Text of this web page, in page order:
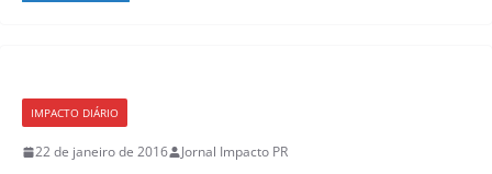
IMPACTO DIÁRIO
22 de janeiro de 2016 Jornal Impacto PR